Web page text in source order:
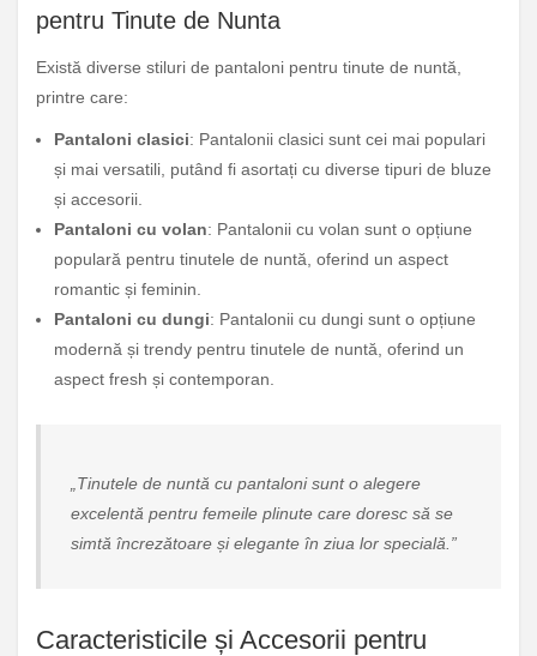
pentru Tinute de Nunta
Există diverse stiluri de pantaloni pentru tinute de nuntă,
printre care:
Pantaloni clasici: Pantalonii clasici sunt cei mai populari
și mai versatili, putând fi asortați cu diverse tipuri de bluze
și accesorii.
Pantaloni cu volan: Pantalonii cu volan sunt o opțiune
populară pentru tinutele de nuntă, oferind un aspect
romantic și feminin.
Pantaloni cu dungi: Pantalonii cu dungi sunt o opțiune
modernă și trendy pentru tinutele de nuntă, oferind un
aspect fresh și contemporan.
„Tinutele de nuntă cu pantaloni sunt o alegere
excelentă pentru femeile plinute care doresc să se
simtă încrezătoare și elegante în ziua lor specială.”
Caracteristicile și Accesorii pentru